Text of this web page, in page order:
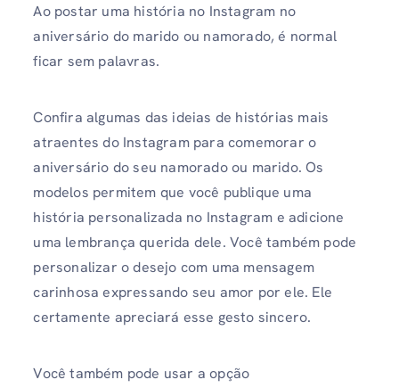
Ao postar uma história no Instagram no
aniversário do marido ou namorado, é normal
ficar sem palavras.
Confira algumas das ideias de histórias mais
atraentes do Instagram para comemorar o
aniversário do seu namorado ou marido. Os
modelos permitem que você publique uma
história personalizada no Instagram e adicione
uma lembrança querida dele. Você também pode
personalizar o desejo com uma mensagem
carinhosa expressando seu amor por ele. Ele
certamente apreciará esse gesto sincero.
Você também pode usar a opção